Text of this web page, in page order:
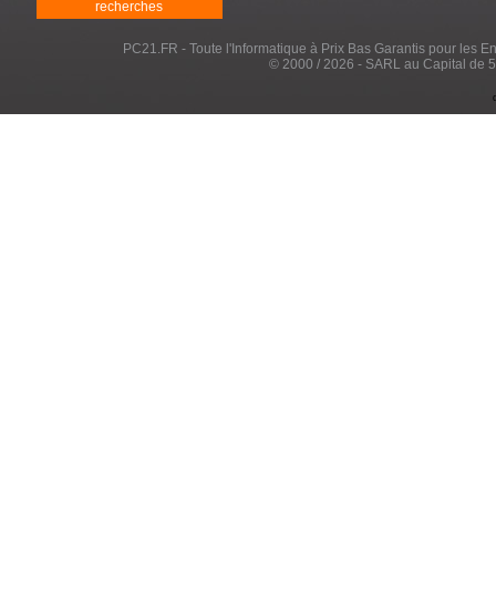
recherches
PC21.FR - Toute l'Informatique à Prix Bas Garantis pour les
© 2000 / 2026 - SARL au Capital de